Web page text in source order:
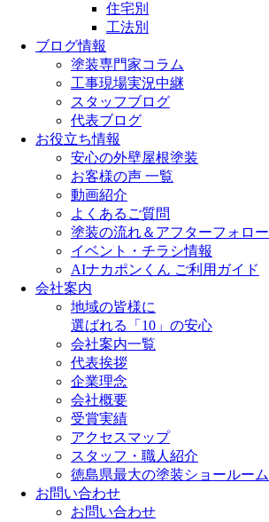
住宅別
工法別
ブログ情報
塗装専門家コラム
工事現場実況中継
スタッフブログ
代表ブログ
お役立ち情報
安心の外壁屋根塗装
お客様の声 一覧
動画紹介
よくあるご質問
塗装の流れ＆アフターフォロー
イベント・チラシ情報
AIナカポンくん ご利用ガイド
会社案内
地域の皆様に
選ばれる「10」の安心
会社案内一覧
代表挨拶
企業理念
会社概要
受賞実績
アクセスマップ
スタッフ・職人紹介
徳島県最大の塗装ショールーム
お問い合わせ
お問い合わせ